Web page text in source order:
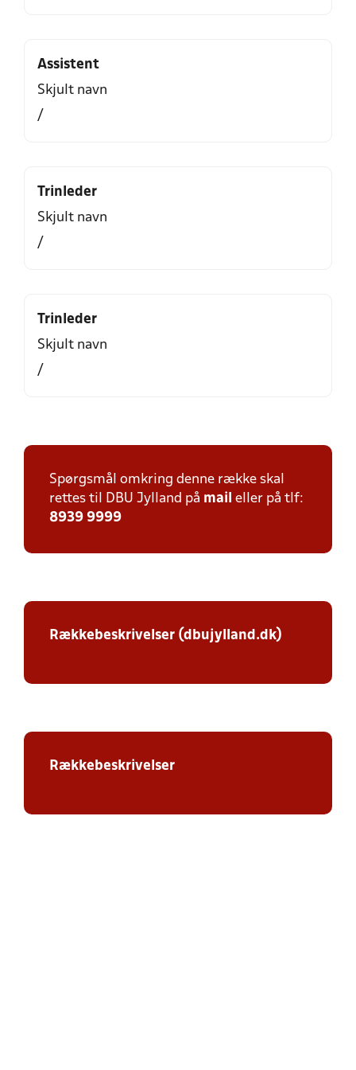
Assistent
Skjult navn
/
Trinleder
Skjult navn
/
Trinleder
Skjult navn
/
Spørgsmål omkring denne række skal
rettes til DBU Jylland på mail eller på tlf:
8939 9999
Rækkebeskrivelser (dbujylland.dk)
Rækkebeskrivelser